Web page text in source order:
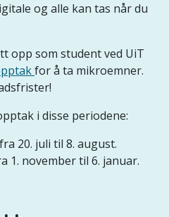
og alle kan tas når du
opp som student ved UiT
for å ta mikroemner.
i disse periodene:
20. juli til 8. august.
1. november til 6. januar.